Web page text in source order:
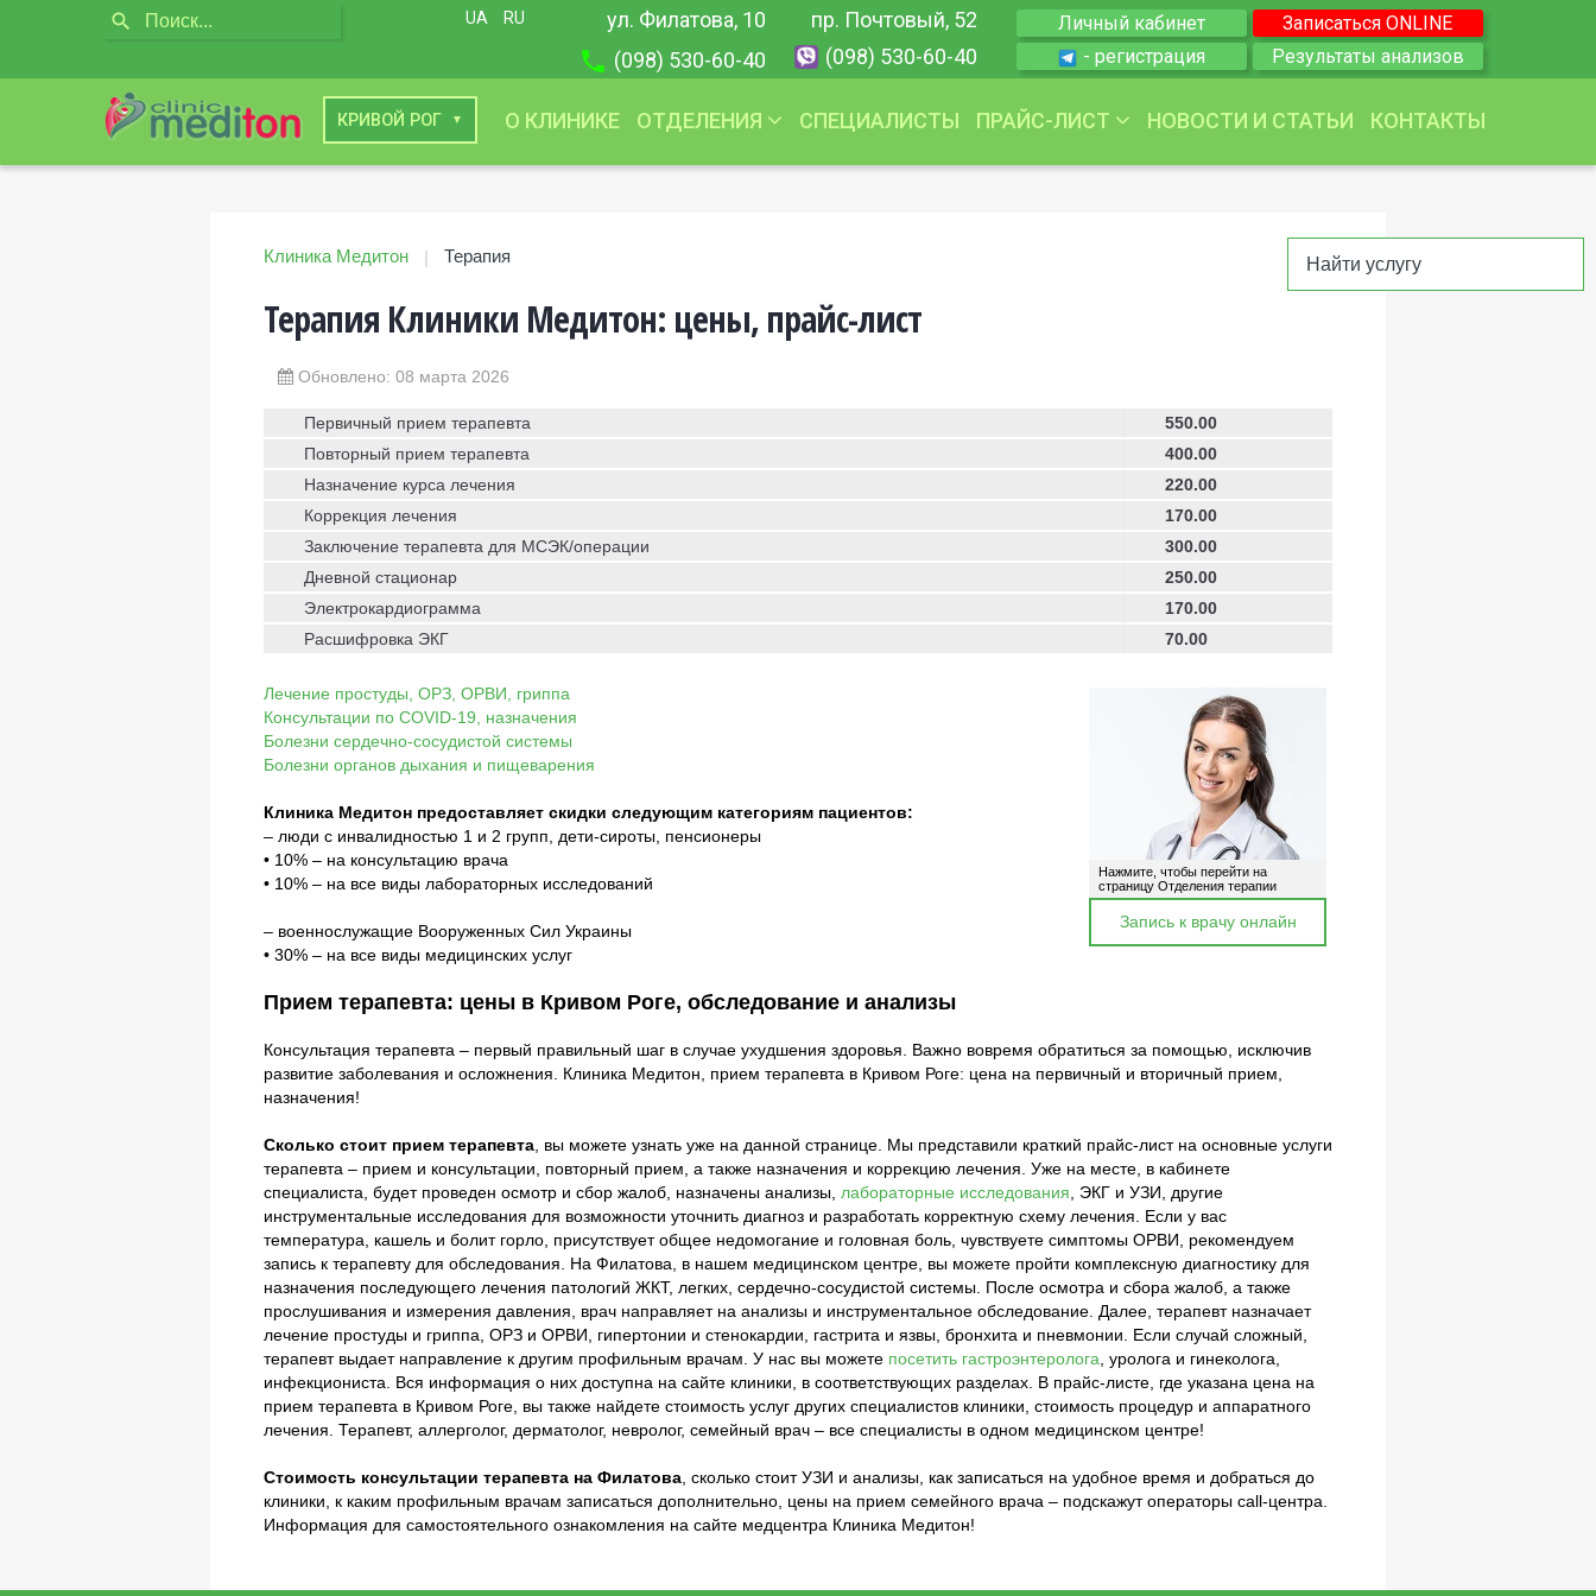
UA RU
ул. Филатова, 10
(098) 530-60-40
пр. Почтовый, 52
(098) 530-60-40
Личный кабинет
- регистрация
Записаться ONLINE
Результаты анализов
КРИВОЙ РОГ
КИЕВ О КЛИНИКЕ ОТДЕЛЕНИЯ
Косметология
Неврология
УЗИ диагностика
Лабораторный комплекс
СПЕЦИАЛИСТЫ ПРАЙС-ЛИСТ
Дерматология и венерология
УЗИ (Почтовый)
Манипуляционный кабинет
Физиотерапия, процедуры
НОВОСТИ И СТАТЬИ КОНТАКТЫ
Клиника Медитон | Терапия
Терапия Клиники Медитон: цены, прайс-лист
Обновлено: 08 марта 2026
Первичный прием терапевта
550.00
Повторный прием терапевта
400.00
Назначение курса лечения
220.00
Коррекция лечения
170.00
Заключение терапевта для МСЭК/операции
300.00
Дневной стационар
250.00
Электрокардиограмма
170.00
Расшифровка ЭКГ
70.00
Нажмите, чтобы перейти на
страницу Отделения терапии
Запись к врачу онлайн
Лечение простуды, ОРЗ, ОРВИ, гриппа
Консультации по COVID‑19, назначения
Болезни сердечно-сосудистой системы
Болезни органов дыхания и пищеварения
Клиника Медитон предоставляет скидки следующим категориям пациентов:
– люди с инвалидностью 1 и 2 групп, дети-сироты, пенсионеры
• 10% – на консультацию врача
• 10% – на все виды лабораторных исследований
– военнослужащие Вооруженных Сил Украины
• 30% – на все виды медицинских услуг
Прием терапевта: цены в Кривом Роге, обследование и анализы
Консультация терапевта – первый правильный шаг в случае ухудшения здоровья. Важно вовремя обратиться за помощью, исключив
развитие заболевания и осложнения. Клиника Медитон, прием терапевта в Кривом Роге: цена на первичный и вторичный прием,
назначения!
Сколько стоит прием терапевта , вы можете узнать уже на данной странице. Мы представили краткий прайс-лист на основные услуги
терапевта – прием и консультации, повторный прием, а также назначения и коррекцию лечения. Уже на месте, в кабинете
специалиста, будет проведен осмотр и сбор жалоб, назначены анализы, лабораторные исследования , ЭКГ и УЗИ, другие
инструментальные исследования для возможности уточнить диагноз и разработать корректную схему лечения. Если у вас
температура, кашель и болит горло, присутствует общее недомогание и головная боль, чувствуете симптомы ОРВИ, рекомендуем
запись к терапевту для обследования. На Филатова, в нашем медицинском центре, вы можете пройти комплексную диагностику для
назначения последующего лечения патологий ЖКТ, легких, сердечно-сосудистой системы. После осмотра и сбора жалоб, а также
прослушивания и измерения давления, врач направляет на анализы и инструментальное обследование. Далее, терапевт назначает
лечение простуды и гриппа, ОРЗ и ОРВИ, гипертонии и стенокардии, гастрита и язвы, бронхита и пневмонии. Если случай сложный,
терапевт выдает направление к другим профильным врачам. У нас вы можете посетить гастроэнтеролога , уролога и гинеколога,
инфекциониста. Вся информация о них доступна на сайте клиники, в соответствующих разделах. В прайс-листе, где указана цена на
прием терапевта в Кривом Роге, вы также найдете стоимость услуг других специалистов клиники, стоимость процедур и аппаратного
лечения. Терапевт, аллерголог, дерматолог, невролог, семейный врач – все специалисты в одном медицинском центре!
Стоимость консультации терапевта на Филатова , сколько стоит УЗИ и анализы, как записаться на удобное время и добраться до
клиники, к каким профильным врачам записаться дополнительно, цены на прием семейного врача – подскажут операторы call-центра.
Информация для самостоятельного ознакомления на сайте медцентра Клиника Медитон!